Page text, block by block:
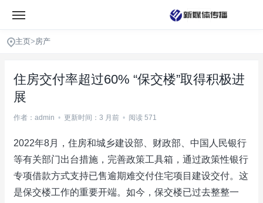
主页>房产
住房交付率超过60% “保交楼”取得积极进
展
作者：admin • 更新时间：3 月前 • 阅读 571
2022年8月，住房和城乡建设部、财政部、中国人民银行
等有关部门出台措施，完善政策工具箱，通过政策性银行
专项借款方式支持已售逾期难交付住宅项目建设交付。这
是保交楼工作的重要开端。如今，保交楼已过去整整一